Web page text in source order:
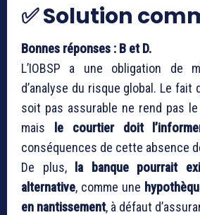
✅ Solution
Bonnes réponses : B et D.
L’IOBSP a une obligation de
d’analyse du risque global. Le fait
soit pas assurable ne rend pas
mais
le courtier doit
conséquences de cette absence
De plus,
la banque pourrait
alternative, comme une
en nantissement, à défaut